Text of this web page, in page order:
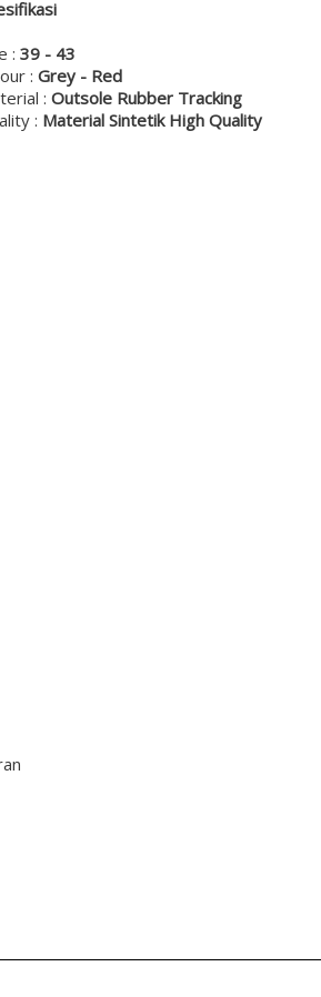
: 39 - 43
: Grey - Red
: Outsole Rubber Tracking
: Material Sintetik High Quality